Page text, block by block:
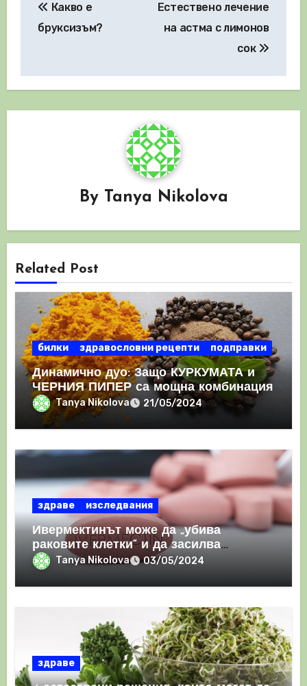
Какво е
бруксизъм?
Естествено лечение
на астма с лимонов
сок
By Tanya Nikolova
Related Post
билки здравословни рецепти подправки
Динамично дуо: Защо КУРКУМАТА и
ЧЕРНИЯ ПИПЕР са мощна комбинация
Tanya Nikolova 21/05/2024
здраве изследвания
Ивермектинът може да „убива
раковите клетки“ и да засилва
имунния отговор
Tanya Nikolova 03/05/2024
здраве